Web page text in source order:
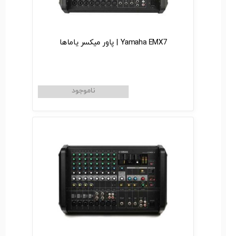
Yamaha EMX7 | پاور میکسر یاماها